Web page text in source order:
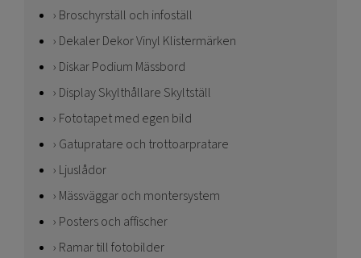
Broschyrställ och infoställ
Dekaler Dekor Vinyl Klistermärken
Diskar Podium Mässbord
Display Skylthållare Skyltställ
Fototapet med egen bild
Gatupratare och trottoarpratare
Ljuslådor
Mässväggar och montersystem
Posters och affischer
Ramar till fotobilder